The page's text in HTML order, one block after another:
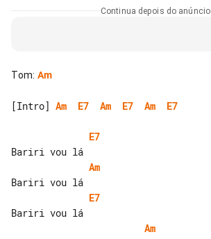
Continua depois do anúncio
Tom: Am
[Intro] Am E7 Am E7 Am E7
E7
Am
E7
Am